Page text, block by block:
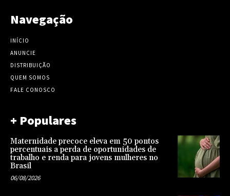
Navegação
INÍCIO
ANUNCIE
DISTRIBUIÇÃO
QUEM SOMOS
FALE CONOSCO
+ Populares
Maternidade precoce eleva em 50 pontos
percentuais a perda de oportunidades de
trabalho e renda para jovens mulheres no
Brasil
06/08/2026